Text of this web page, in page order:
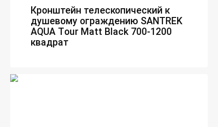
Кронштейн телескопический к
душевому ограждению SANTREK
AQUA Тour Matt Black 700-1200
квадрат